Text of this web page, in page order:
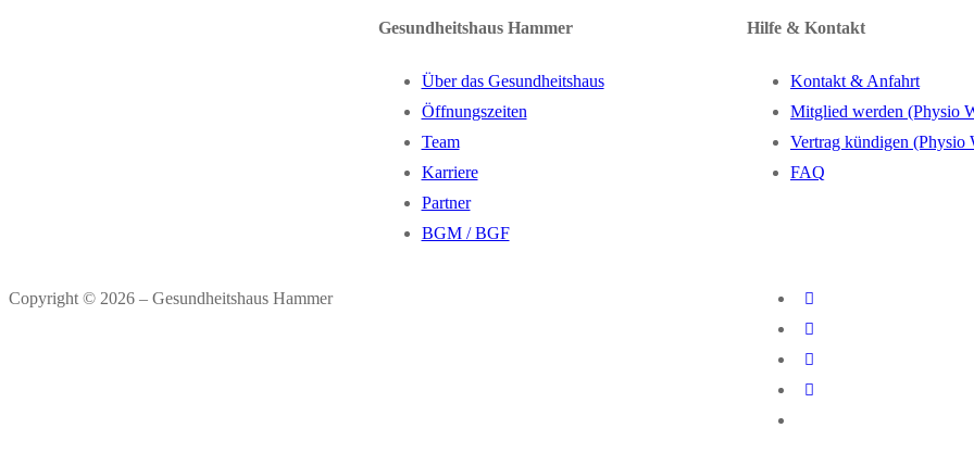
Gesundheitshaus Hammer
Über das Gesundheitshaus
Öffnungszeiten
Team
Karriere
Partner
BGM / BGF
Hilfe & Kontakt
Kontakt & Anfahrt
Mitglied werden (Physio
Vertrag kündigen (Physio
FAQ
Copyright © 2026 – Gesundheitshaus Hammer